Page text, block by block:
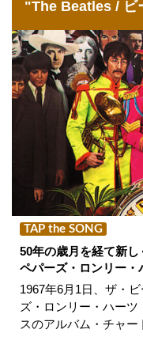
"The Beatles / ビ
TAP the SONG
50年の歳月を経て新し
ペパーズ・ロンリー・
1967年6月1日、ザ・
ズ・ロンリー・ハーツ
スのアルバム・チャ